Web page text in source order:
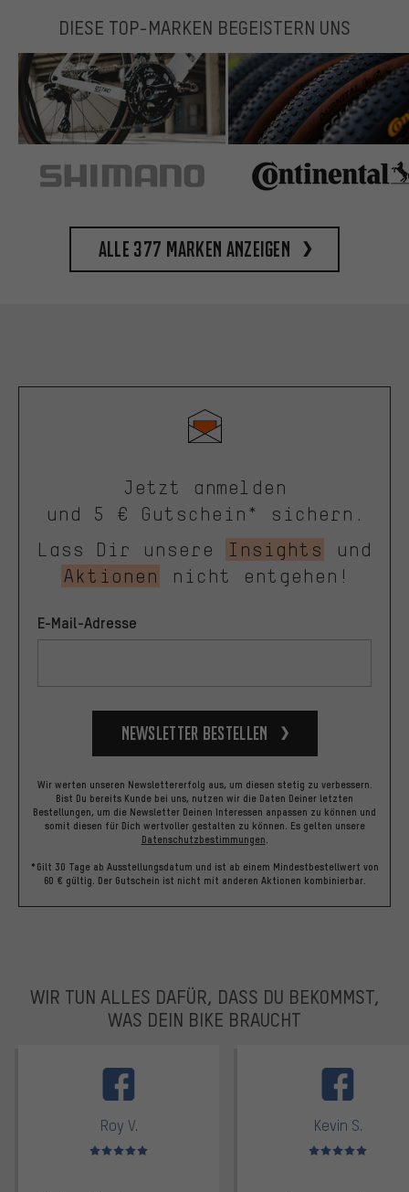
DIESE TOP-MARKEN BEGEISTERN UNS
Alle 377 Marken anzeigen
Jetzt anmelden
und 5 € Gutschein* sichern.
Lass Dir unsere
Insights
und
Aktionen
nicht entgehen!
E-Mail-Adresse
Newsletter bestellen
Wir werten unseren Newslettererfolg aus, um diesen stetig zu verbessern.
Bist Du bereits Kunde bei uns, nutzen wir die Daten Deiner letzten
Bestellungen, um die Newsletter Deinen Interessen anpassen zu können und
somit diesen für Dich wertvoller gestalten zu können. Es gelten unsere
Datenschutzbestimmungen.
*Gilt 30 Tage ab Ausstellungsdatum und ist ab einem Mindestbestellwert von
60 € gültig. Der Gutschein ist nicht mit anderen Aktionen kombinierbar.
WIR TUN ALLES DAFÜR, DASS DU BEKOMMST,
WAS DEIN BIKE BRAUCHT
Roy V.
Bewertungen: 5 von 5
Kevin S.
Bewertungen: 5 von 5